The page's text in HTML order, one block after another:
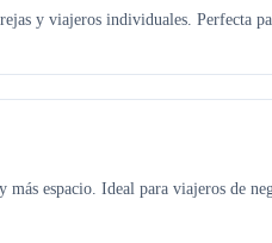
y viajeros individuales. Perfecta
más espacio. Ideal para viajeros de